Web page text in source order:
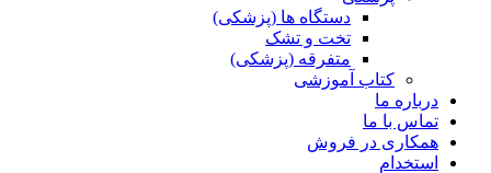
دستگاه ها (پزشکی)
تخت و تشک
متفرقه (پزشکی)
کتاب آموزشی
درباره ما
تماس با ما
همکاری در فروش
استخدام